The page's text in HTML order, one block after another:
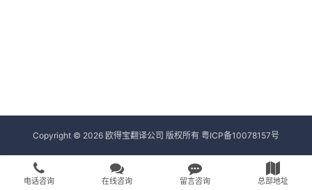
Copyright © 2026 欧得宝翻译公司 版权所有 粤ICP备10078157号
电话咨询 在线咨询 留言咨询 总部地址